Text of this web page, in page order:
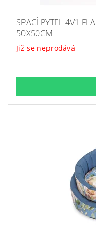
SPACÍ PYTEL 4V1
50X50CM
Již se neprodává